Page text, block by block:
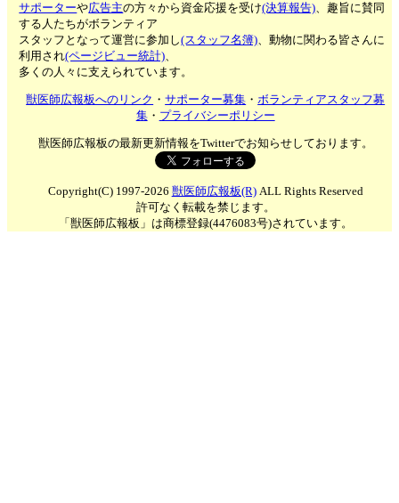
サポーターや広告主の方々から資金応援を受け(決算報告)、趣旨に賛同
する人たちがボランティア
スタッフとなって運営に参加し(スタッフ名簿)、動物に関わる皆さんに
利用され(ページビュー統計)、
多くの人々に支えられています。
獣医師広報板へのリンク ・サポーター募集 ・ボランティアスタッフ募
集・ プライバシーポリシー
獣医師広報板の最新更新情報をTwitterでお知らせしております。
Copyright(C) 1997-2026 獣医師広報板(R)ALL Rights Reserved
許可なく転載を禁じます。
「獣医師広報板」は商標登録(4476083号)されています。